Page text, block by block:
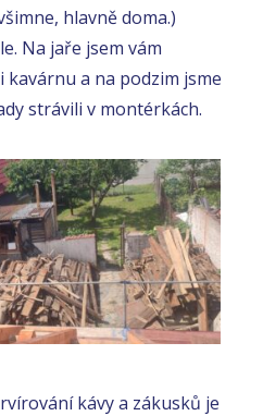
hlavně doma.)
Na jaře jsem vám
kavárnu a na podzim jsme
strávili v montérkách.
kávy a zákusků je